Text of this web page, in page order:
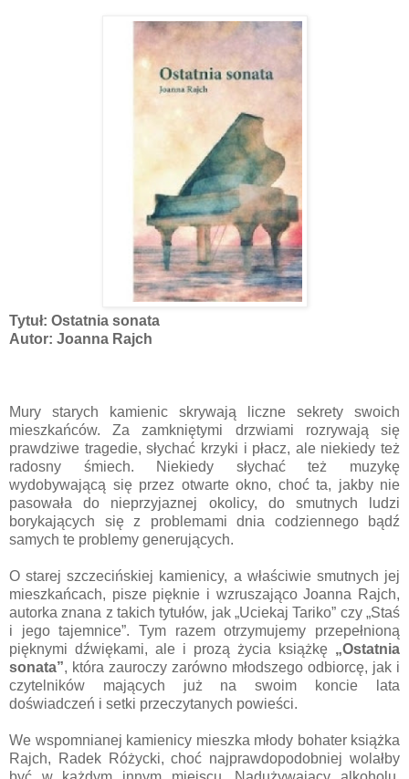
Tytuł: Ostatnia sonata
Autor: Joanna Rajch
Mury starych kamienic skrywają liczne sekrety swoich
mieszkańców. Za zamkniętymi drzwiami rozrywają się
prawdziwe tragedie, słychać krzyki i płacz, ale niekiedy też
radosny śmiech. Niekiedy słychać też muzykę
wydobywającą się przez otwarte okno, choć ta, jakby nie
pasowała do nieprzyjaznej okolicy, do smutnych ludzi
borykających się z problemami dnia codziennego bądź
samych te problemy generujących.
O starej szczecińskiej kamienicy, a właściwie smutnych jej
mieszkańcach, pisze pięknie i wzruszająco Joanna Rajch,
autorka znana z takich tytułów, jak „Uciekaj Tariko” czy „Staś
i jego tajemnice”. Tym razem otrzymujemy przepełnioną
pięknymi dźwiękami, ale i prozą życia książkę „Ostatnia
sonata”, która zauroczy zarówno młodszego odbiorcę, jak i
czytelników mających już na swoim koncie lata
doświadczeń i setki przeczytanych powieści.
We wspomnianej kamienicy mieszka młody bohater książka
Rajch, Radek Różycki, choć najprawdopodobniej wolałby